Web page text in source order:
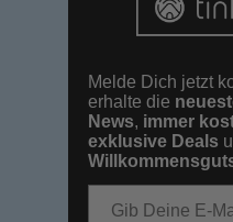
Melde Dich jetzt
erhalte die
News, immer
exklusive Deals